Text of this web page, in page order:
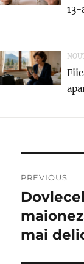
13-
PREVIOUS
Previous
post:
mai